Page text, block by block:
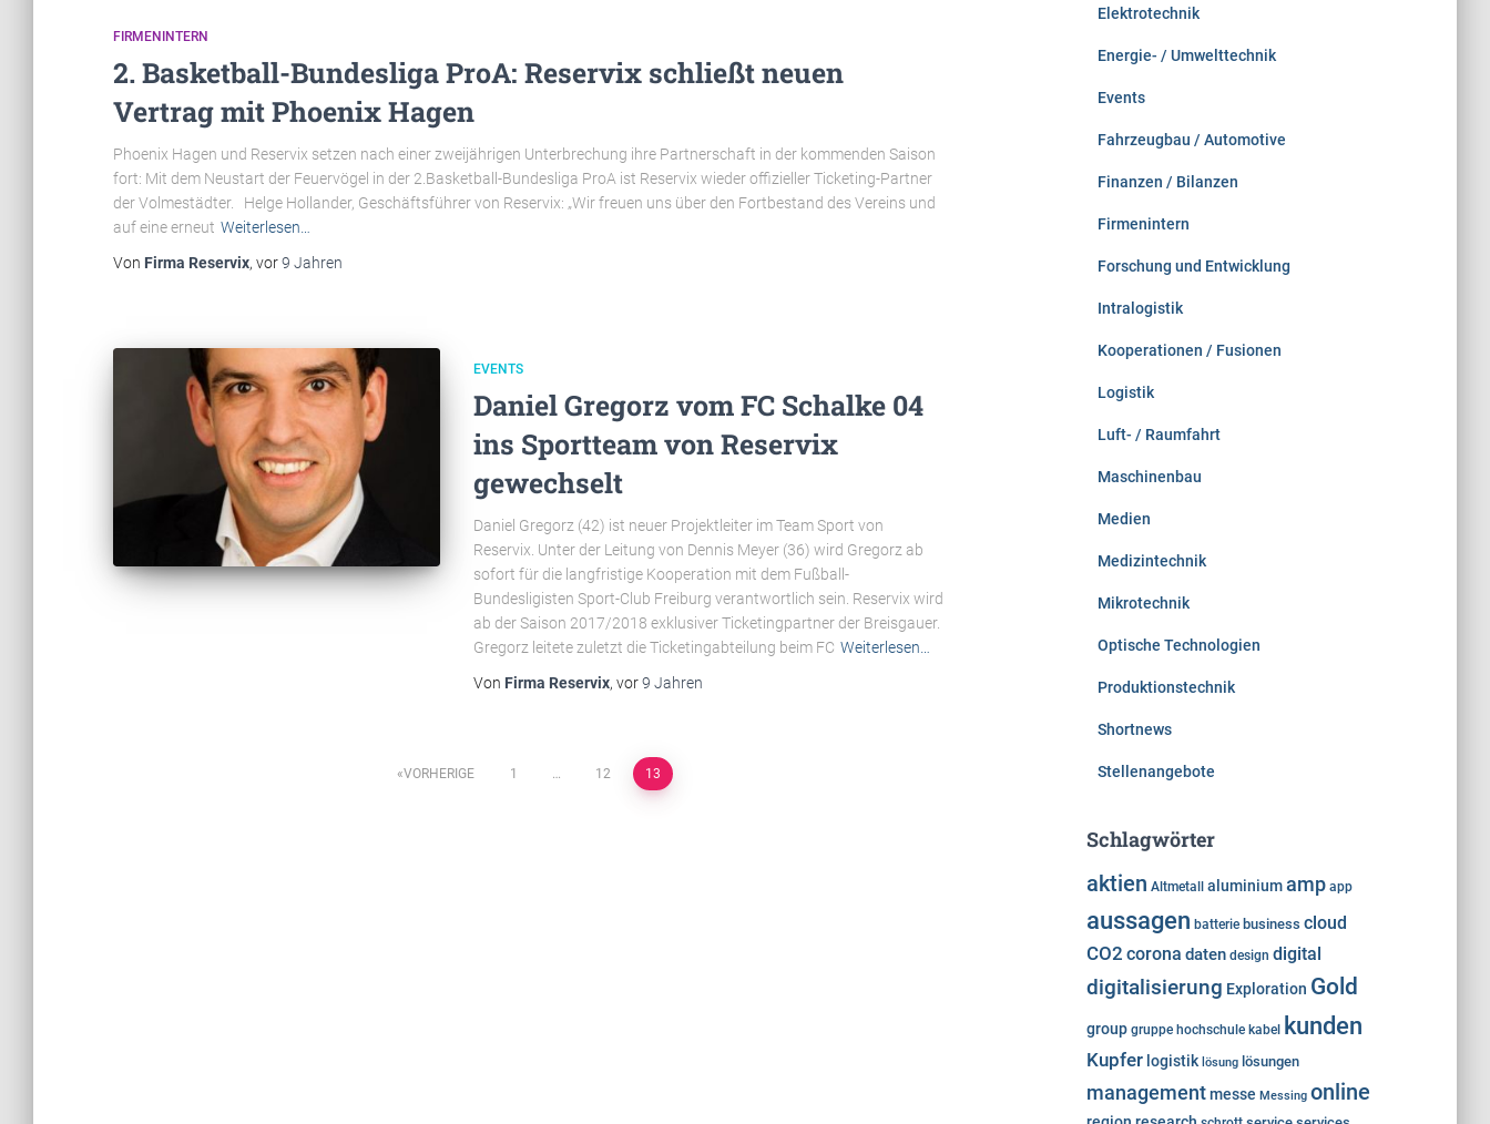
FIRMENINTERN
2. Basketball-Bundesliga ProA: Reservix schließt neuen
Vertrag mit Phoenix Hagen
Phoenix Hagen und Reservix setzen nach einer zweijährigen Unterbrechung ihre Partnerschaft in der kommenden Saison
fort: Mit dem Neustart der Feuervögel in der 2.Basketball-Bundesliga ProA ist Reservix wieder offizieller Ticketing-Partner
der Volmestädter. Helge Hollander, Geschäftsführer von Reservix: „Wir freuen uns über den Fortbestand des Vereins und
auf eine erneut Weiterlesen…
Von Firma Reservix, vor9 Jahren
EVENTS
Daniel Gregorz vom FC Schalke 04
ins Sportteam von Reservix
gewechselt
Daniel Gregorz (42) ist neuer Projektleiter im Team Sport von
Reservix. Unter der Leitung von Dennis Meyer (36) wird Gregorz ab
sofort für die langfristige Kooperation mit dem Fußball-
Bundesligisten Sport-Club Freiburg verantwortlich sein. Reservix wird
ab der Saison 2017/2018 exklusiver Ticketingpartner der Breisgauer.
Gregorz leitete zuletzt die Ticketingabteilung beim FC Weiterlesen…
Von Firma Reservix, vor9 Jahren
Beitragsnavigation
VORHERIGE 1 … 12 13
Elektrotechnik
Energie- / Umwelttechnik
Events
Fahrzeugbau / Automotive
Finanzen / Bilanzen
Firmenintern
Forschung und Entwicklung
Intralogistik
Kooperationen / Fusionen
Logistik
Luft- / Raumfahrt
Maschinenbau
Medien
Medizintechnik
Mikrotechnik
Optische Technologien
Produktionstechnik
Shortnews
Stellenangebote
Schlagwörter
aktien Altmetall aluminium amp app
aussagen batterie business cloud
CO2 corona daten design digital
digitalisierung Exploration Gold
group gruppe hochschule kabel kunden
Kupfer logistik lösung lösungen
management messe Messing online